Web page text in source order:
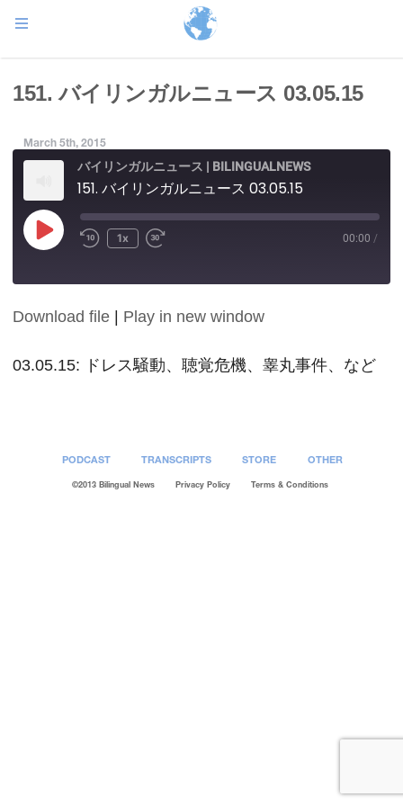
151. バイリンガルニュース 03.05.15
March 5th, 2015
バイリンガルニュース | BILINGUALNEWS
151. バイリンガルニュース 03.05.15
Play
Episode
1x 00:00 /
SHARE
LINK
Download file Play in new window
03.05.15: ドレス騒動、聴覚危機、睾丸事件、など
PODCAST TRANSCRIPTS STORE OTHER
©2013 Bilingual News Privacy Policy Terms & Conditions